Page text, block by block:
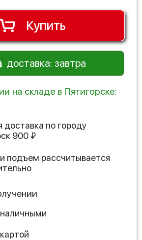
Купить
доставка: завтра
на складе в Пятигорске:
доставка по городу
900 ₽
подъем рассчитывается